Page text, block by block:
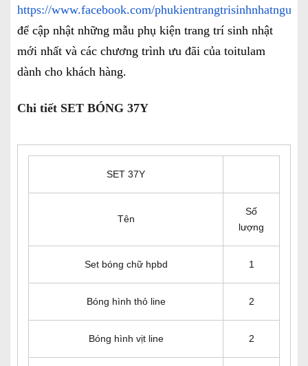
https://www.facebook.com/
để cập nhật những mẫu phụ kiện trang trí sinh nhật
mới nhất và các chương trình ưu đãi của toitulam
dành cho khách hàng.
Chi tiết SET BÓNG 37Y
SET 37Y
Tên
Số
lượng
Set bóng chữ hpbd 1
Bóng hình thỏ line 2
Bóng hình vịt line 2